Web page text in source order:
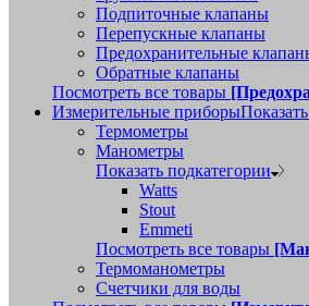
Подпиточные клапаны
Перепускные клапаны
Предохранительные
Обратные клапаны
Посмотреть все товары
Измерительные приборы
Термометры
Манометры
Показать подкатегории
Watts
Stout
Emmeti
Посмотреть все товары
Термоманометры
Счетчики для воды